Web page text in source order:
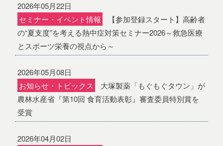
2026年05月22日
セミナー・イベント情報
【参加登録スタート】高齢者
の“夏支度”を考える熱中症対策セミナー2026～救急医療
とスポーツ栄養の視点から～
2026年05月08日
お知らせ・トピックス
大塚製薬「もぐもぐタウン」が
農林水産省『第10回 食育活動表彰』審査委員特別賞を
受賞
2026年04月02日